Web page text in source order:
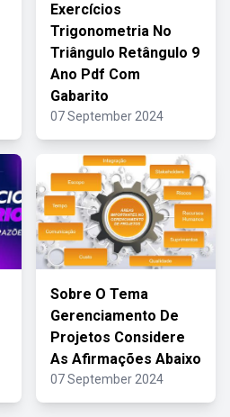
Exercícios
Trigonometria No
Triângulo Retângulo 9
Ano Pdf Com
Gabarito
07 September 2024
Sobre O Tema
Gerenciamento De
Projetos Considere
As Afirmações Abaixo
07 September 2024